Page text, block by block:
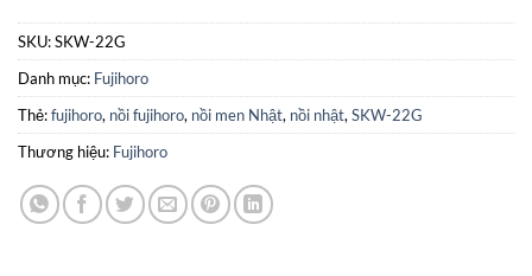
SKU:SKW-22G
Danh mục: Fujihoro
Thẻ:fujihoro, nồi fujihoro, nồi men Nhật, nồi nhật, SKW-22G
Thương hiệu: Fujihoro